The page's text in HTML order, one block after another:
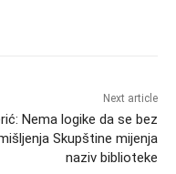
Next article
Nema logike da se bez
Skupštine mijenja
naziv biblioteke